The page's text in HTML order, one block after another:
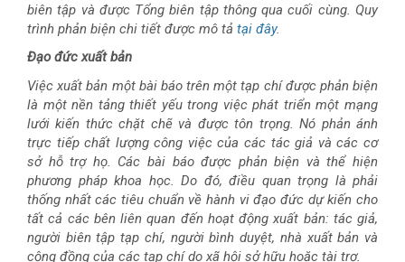
biên tập và được Tổng biên tập thông qua cuối cùng. Quy
trình phản biện chi tiết được mô tả tại đây.
Đạo đức xuất bản
Việc xuất bản một bài báo trên một tạp chí được phản biện
là một nền tảng thiết yếu trong việc phát triển một mạng
lưới kiến thức chặt chẽ và được tôn trọng. Nó phản ánh
trực tiếp chất lượng công việc của các tác giả và các cơ
sở hỗ trợ họ. Các bài báo được phản biện và thể hiện
phương pháp khoa học. Do đó, điều quan trọng là phải
thống nhất các tiêu chuẩn về hành vi đạo đức dự kiến cho
tất cả các bên liên quan đến hoạt động xuất bản: tác giả,
người biên tập tạp chí, người bình duyệt, nhà xuất bản và
cộng đồng của các tạp chí do xã hội sở hữu hoặc tài trợ.